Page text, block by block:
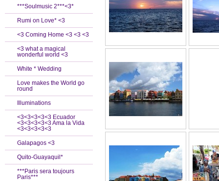
***Soulmusic 2***<3*
Rumi on Love* <3
<3 Coming Home <3 <3 <3
<3 what a magical
wonderful world <3
White * Wedding
Love makes the World go
round
Illuminations
<3<3<3<3<3 Ecuador
<3<3<3<3<3 Ama la Vida
<3<3<3<3<3
Galapagos <3
Quito-Guayaquil*
***Paris sera toujours
Paris***